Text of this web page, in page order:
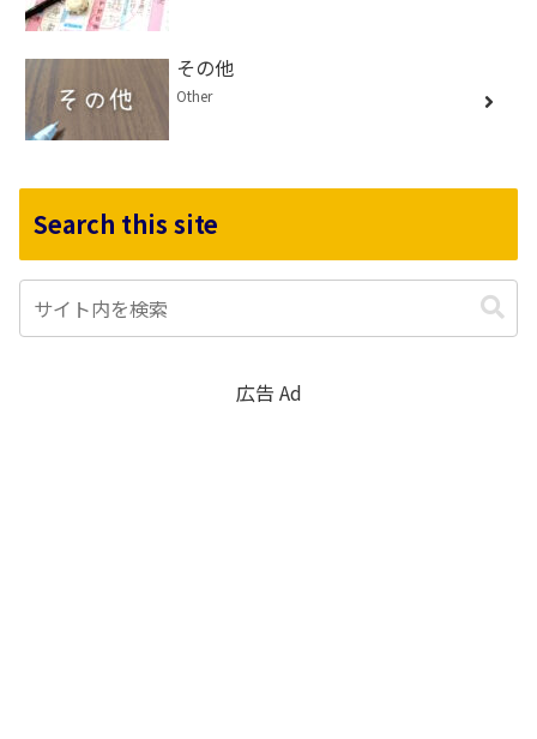
その他
Other
Search this site
広告 Ad